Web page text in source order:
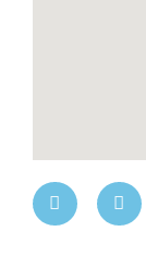
F
a
c
I
n
s